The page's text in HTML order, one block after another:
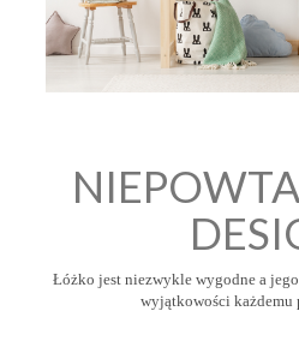
Łóżko jest niezwykle wygodne a
wyjątkowości każdemu